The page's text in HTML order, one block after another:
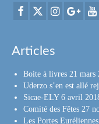
Articles
Boite à livres 21 mars
Uderzo s’en est allé
Sicae-ELY 6 avril
Comité des Fêtes 27
Les Portes